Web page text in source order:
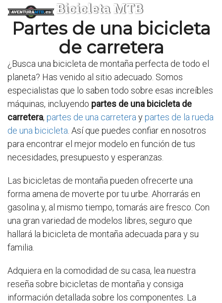
Bicicleta MTB
Partes de una bicicleta
de carretera
¿Busca una bicicleta de montaña perfecta de todo el
planeta? Has venido al sitio adecuado. Somos
especialistas que lo saben todo sobre esas increíbles
máquinas, incluyendo partes de una bicicleta de
carretera, partes de una carretera y partes de la rueda
de una bicicleta . Así que puedes confiar en nosotros
para encontrar el mejor modelo en función de tus
necesidades, presupuesto y esperanzas.
Las bicicletas de montaña pueden ofrecerte una
forma amena de moverte por tu urbe. Ahorrarás en
gasolina y, al mismo tiempo, tomarás aire fresco. Con
una gran variedad de modelos libres, seguro que
hallará la bicicleta de montaña adecuada para y su
familia.
Adquiera en la comodidad de su casa, lea nuestra
reseña sobre bicicletas de montaña y consiga
información detallada sobre los componentes. La